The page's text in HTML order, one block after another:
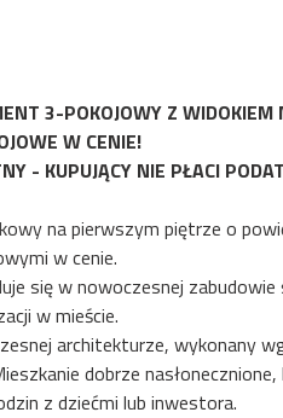
3-POKOJOWY Z WIDOKIEM
W CENIE!
- KUPUJĄCY NIE PŁACI
na pierwszym piętrze o
w cenie.
się w nowoczesnej
w mieście.
architekturze, wykonany
dobrze
z dziećmi lub inwestora.